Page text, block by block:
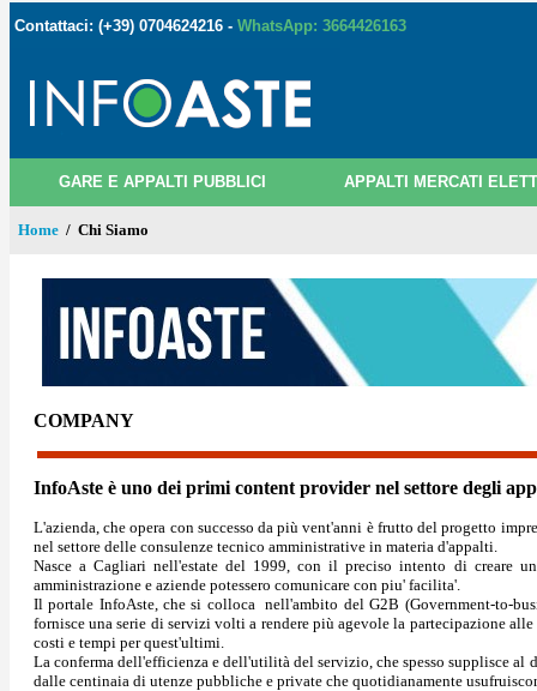
Contattaci: (+39) 0704624216 - WhatsApp: 3664426163
GARE E APPALTI PUBBLICI APPALTI MERCATI
Home / Chi Siamo
COMPANY
InfoAste è uno dei primi content provider nel settore degli
L'azienda, che opera con successo da più vent'anni è frutto del progetto
nel settore delle consulenze tecnico amministrative in materia d'appalti.
Nasce a Cagliari nell'estate del 1999, con il preciso intento di creare
amministrazione e aziende potessero comunicare con piu' facilita'.
Il portale InfoAste, che si colloca nell'ambito del G2B (Government-to-
fornisce una serie di servizi volti a rendere più agevole la partecipazione
costi e tempi per quest'ultimi.
La conferma dell'efficienza e dell'utilità del servizio, che spesso supplisce al
dalle centinaia di utenze pubbliche e private che quotidianamente